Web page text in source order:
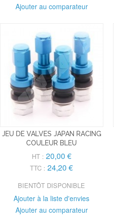
Ajouter au comparateur
JEU DE VALVES JAPAN RACING
COULEUR BLEU
HT : 20,00 €
TTC : 24,20 €
BIENTÔT DISPONIBLE
Ajouter à la liste d'envies
Ajouter au comparateur